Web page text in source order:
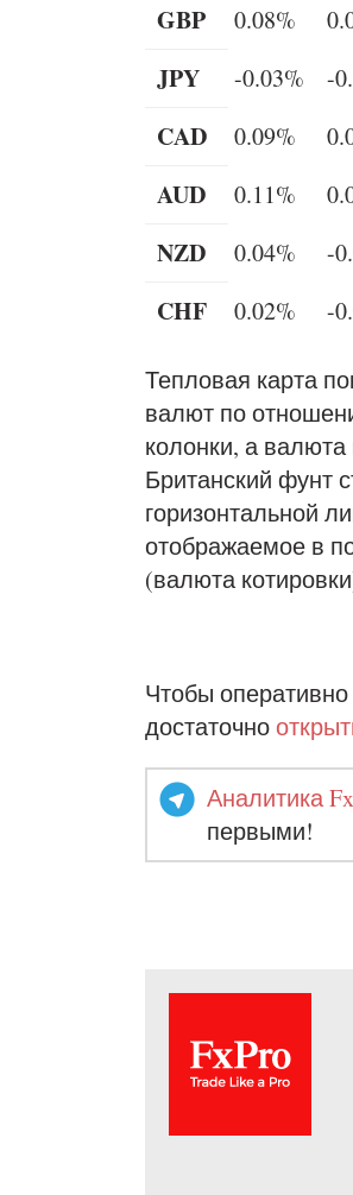
GBP 0.08%
JPY -0.03% -
CAD 0.09%
AUD 0.11%
NZD 0.04% -
CHF 0.02% -
Тепловая карта
валют по
колонки, а
Британский фунт
горизонтальной
отображаемое в
(валюта
Чтобы
достаточно
Аналитика
первыми!